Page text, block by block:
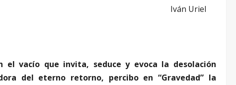
Iván Uriel
el vacío que invita, seduce y evoca la desolación
del eterno retorno, percibo en “Gravedad” la